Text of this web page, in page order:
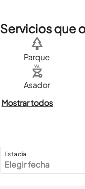
Servicios que
Parque
Asador
Mostrar todos
Estadía
Elegir fecha